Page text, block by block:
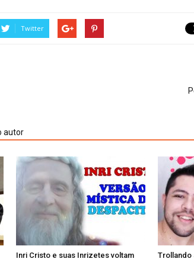
Twitter
autor
Inri Cristo e suas Inrizetes voltam
Trollando